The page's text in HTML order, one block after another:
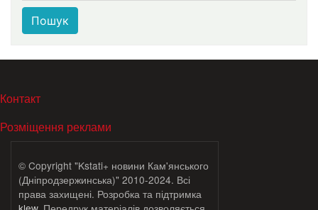
Пошук
МЕНЮ В ПОДВАЛЕ
Контакт
Розміщення реклами
© Copyright "Kstati+ новини Кам'янського
(Дніпродзержинська)" 2010-2024. Всі
права захищені. Розробка та підтримка